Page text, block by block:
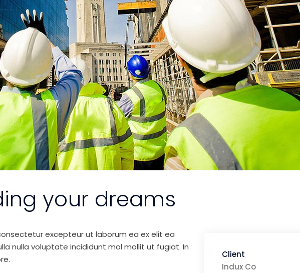
your dreams
excepteur ut laborum ea ex elit ea
nulla voluptate incididunt mol mollit ut fugiat. In
Client
Indux Co